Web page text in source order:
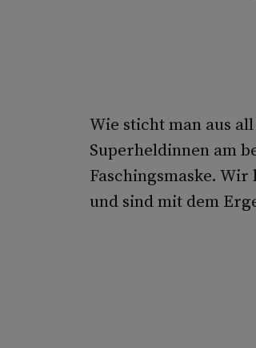
Wie sticht man aus
Superheldinnen am
Faschingsmaske.
und sind mit dem